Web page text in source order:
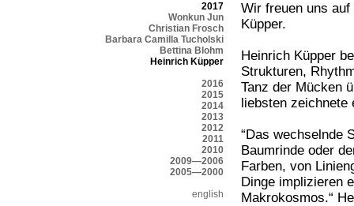
2017
Wonkun Jun
Christian Frosch
Barbara Camilla Tucholski
Bettina Blohm
Heinrich Küpper
2016
2015
2014
2013
2012
2011
2010
2009—2006
2005—2000
english
Wir freuen uns
Küpper.
Heinrich Küpper
Strukturen,
Tanz der Mücken
liebsten zeichnete
“Das wechselnde
Baumrinde oder
Farben, von
Dinge implizieren
Makrokosmos.“